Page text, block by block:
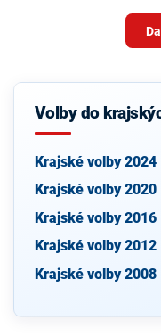
Volby do
Krajské volby 2024
Krajské volby 2020
Krajské volby 2016
Krajské volby 2012
Krajské volby 2008